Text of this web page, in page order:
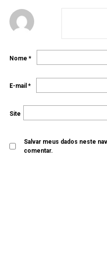
Nome *
E-mail *
Site
Salvar meus dados neste
comentar.